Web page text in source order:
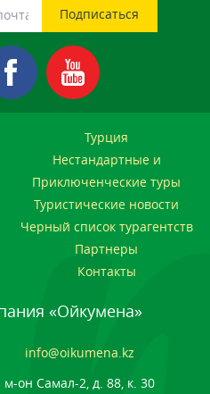
Турция
Нестандартные и
Приключенческие туры
Туристические новости
Черный список турагентств
Партнеры
Контакты
«Ойкумена»
info@oikumena.kz
м-он Самал-2, д. 88, к. 30